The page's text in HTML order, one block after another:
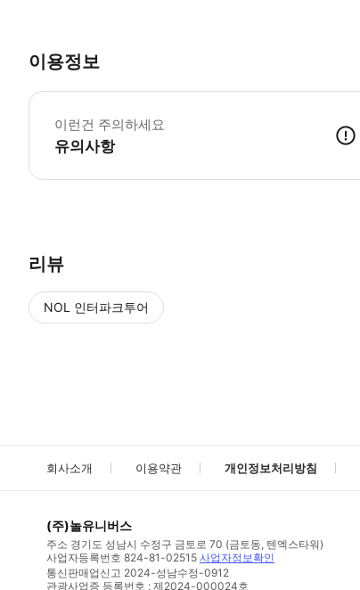
이용정보
이런건 주의하세요
유의사항
리뷰
NOL 인터파크투어
회사소개 이용약관 개인정보처리방침
(주)놀유니버스
주소 경기도 성남시 수정구 금토로 70 (금토동, 텐엑스타워)
사업자등록번호 824-81-02515 사업자정보확인
통신판매업신고 2024-성남수정-0912
관광사업증 등록번호 : 제2024-000024호